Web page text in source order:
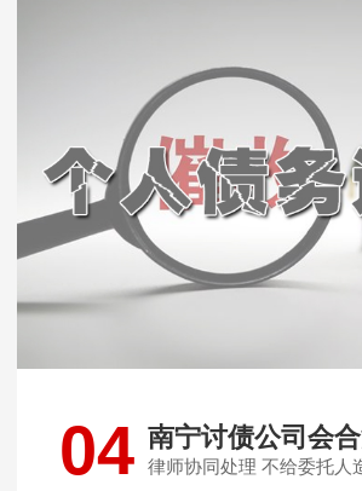
04 南宁讨债公司会
律师协同处理 不给委托人